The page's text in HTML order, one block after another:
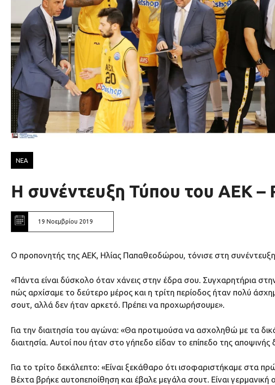
ΝΕΑ
H συνέντευξη Τύπου του ΑΕΚ –
19 Νοεμβρίου 2019
Ο προπονητής της ΑΕΚ, Ηλίας Παπαθεοδώρου, τόνισε στη
«Πάντα είναι δύσκολο όταν χάνεις στην έδρα σου. Συγχαρητήρια
πώς αρχίσαμε το δεύτερο μέρος και η τρίτη περίοδος ήταν πολύ
σουτ, αλλά δεν ήταν αρκετό. Πρέπει να προχωρήσουμε».
Για την διαιτησία του αγώνα: «Θα προτιμούσα να ασχοληθώ με τα
διαιτησία. Αυτοί που ήταν στο γήπεδο είδαν το επίπεδο της αποψινής
Για το τρίτο δεκάλεπτο: «Είναι ξεκάθαρο ότι ισοφαριστήκαμε στα
Βέχτα βρήκε αυτοπεποίθηση και έβαλε μεγάλα σουτ. Είναι